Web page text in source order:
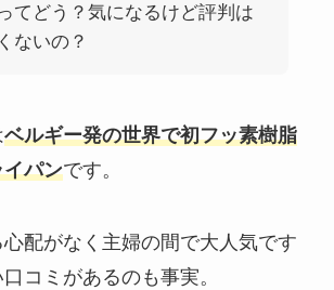
てどう？気になるけど評判は
ないの？
ベルギー発の世界で初フッ素樹脂
パンです。
配がなく主婦の間で大人気です
コミがあるのも事実。